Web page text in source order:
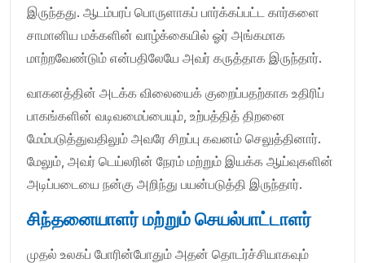
இருந்தது. ஆடம்பரப் பொருளாகப் பார்க்கப்பட்ட கார்களை
சாமானிய மக்களின் வாழ்க்கையில் ஓர் அங்கமாக
மாற்றவேண்டும் என்பதிலேயே அவர் கருத்தாக இருந்தார்.
வாகனத்தின் அடக்க விலையைக் குறைப்பதற்காக உதிரிப்
பாகங்களின் வடிவமைப்பையும், உற்பத்தித் திறனை
மேம்படுத்துவதிலும் அவரே சிறப்பு கவனம் செலுத்தினார்.
மேலும், அவர் டெய்லரின் நேரம் மற்றும் இயக்க ஆய்வுகளின்
அடிப்படையை நன்கு அறிந்து பயன்படுத்தி இருந்தார்.
சிந்தனையாளர் மற்றும் செயல்பாட்டாளர்
முதல் உலகப் போரின்போதும் அதன் தொடர்ச்சியாகவும்